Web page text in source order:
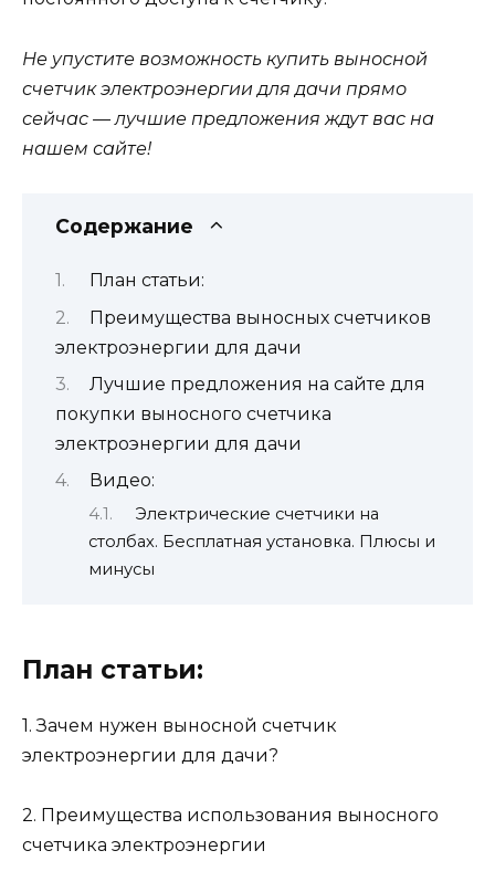
Не упустите возможность купить выносной
счетчик электроэнергии для дачи прямо
сейчас — лучшие предложения ждут вас на
нашем сайте!
Содержание
План статьи:
Преимущества выносных счетчиков
электроэнергии для дачи
Лучшие предложения на сайте для
покупки выносного счетчика
электроэнергии для дачи
Видео:
Электрические счетчики на
столбах. Бесплатная установка. Плюсы и
минусы
План статьи:
1. Зачем нужен выносной счетчик
электроэнергии для дачи?
2. Преимущества использования выносного
счетчика электроэнергии